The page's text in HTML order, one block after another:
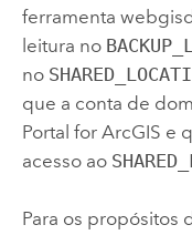
ferramenta
leitura no
no
que a conta de
Portal for ArcGIS e
acesso ao
Para os propósitos